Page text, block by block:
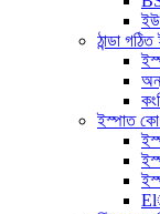
ঠান্ডা
ইস্পাত